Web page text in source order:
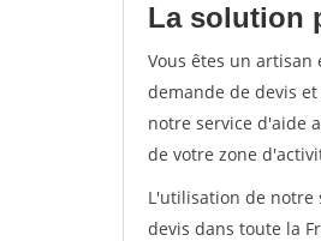
La solution
Vous êtes un artisan
demande de devis
notre service d'aide
de votre zone
L'utilisation de notre
devis dans toute la